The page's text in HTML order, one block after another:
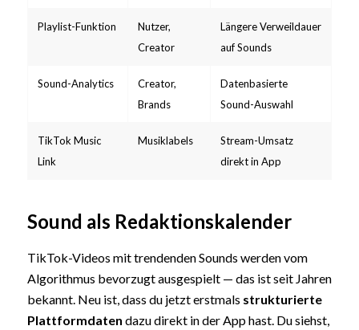
Playlist-Funktion
Nutzer,
Creator
Längere Verweildauer
auf Sounds
Sound-Analytics
Creator,
Brands
Datenbasierte
Sound-Auswahl
TikTok Music
Link
Musiklabels
Stream-Umsatz
direkt in App
Sound als Redaktionskalender
TikTok-Videos mit trendenden Sounds werden vom
Algorithmus bevorzugt ausgespielt — das ist seit Jahren
bekannt. Neu ist, dass du jetzt erstmals strukturierte
Plattformdaten dazu direkt in der App hast. Du siehst,